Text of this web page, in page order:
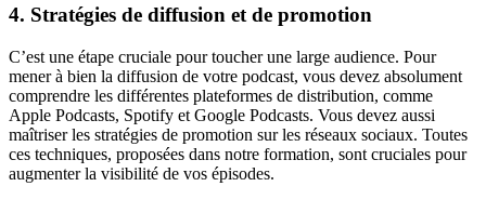
4. Stratégies de diffusion et de promotion
C’est une étape cruciale pour toucher une large audience. Pour
mener à bien la diffusion de votre podcast, vous devez absolument
comprendre les différentes plateformes de distribution, comme
Apple Podcasts, Spotify et Google Podcasts. Vous devez aussi
maîtriser les stratégies de promotion sur les réseaux sociaux. Toutes
ces techniques, proposées dans notre formation, sont cruciales pour
augmenter la visibilité de vos épisodes.